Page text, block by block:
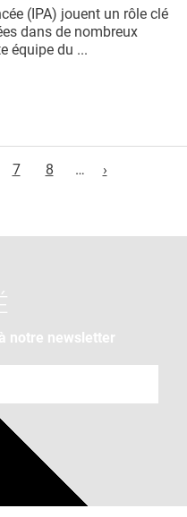
(IPA) jouent un rôle clé
dans de nombreux
équipe du ...
7 8 … ›
notre newsletter